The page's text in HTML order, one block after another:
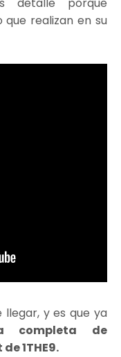
detalle porque
realizan en su
llegar, y es que ya
completa de
1THE9.